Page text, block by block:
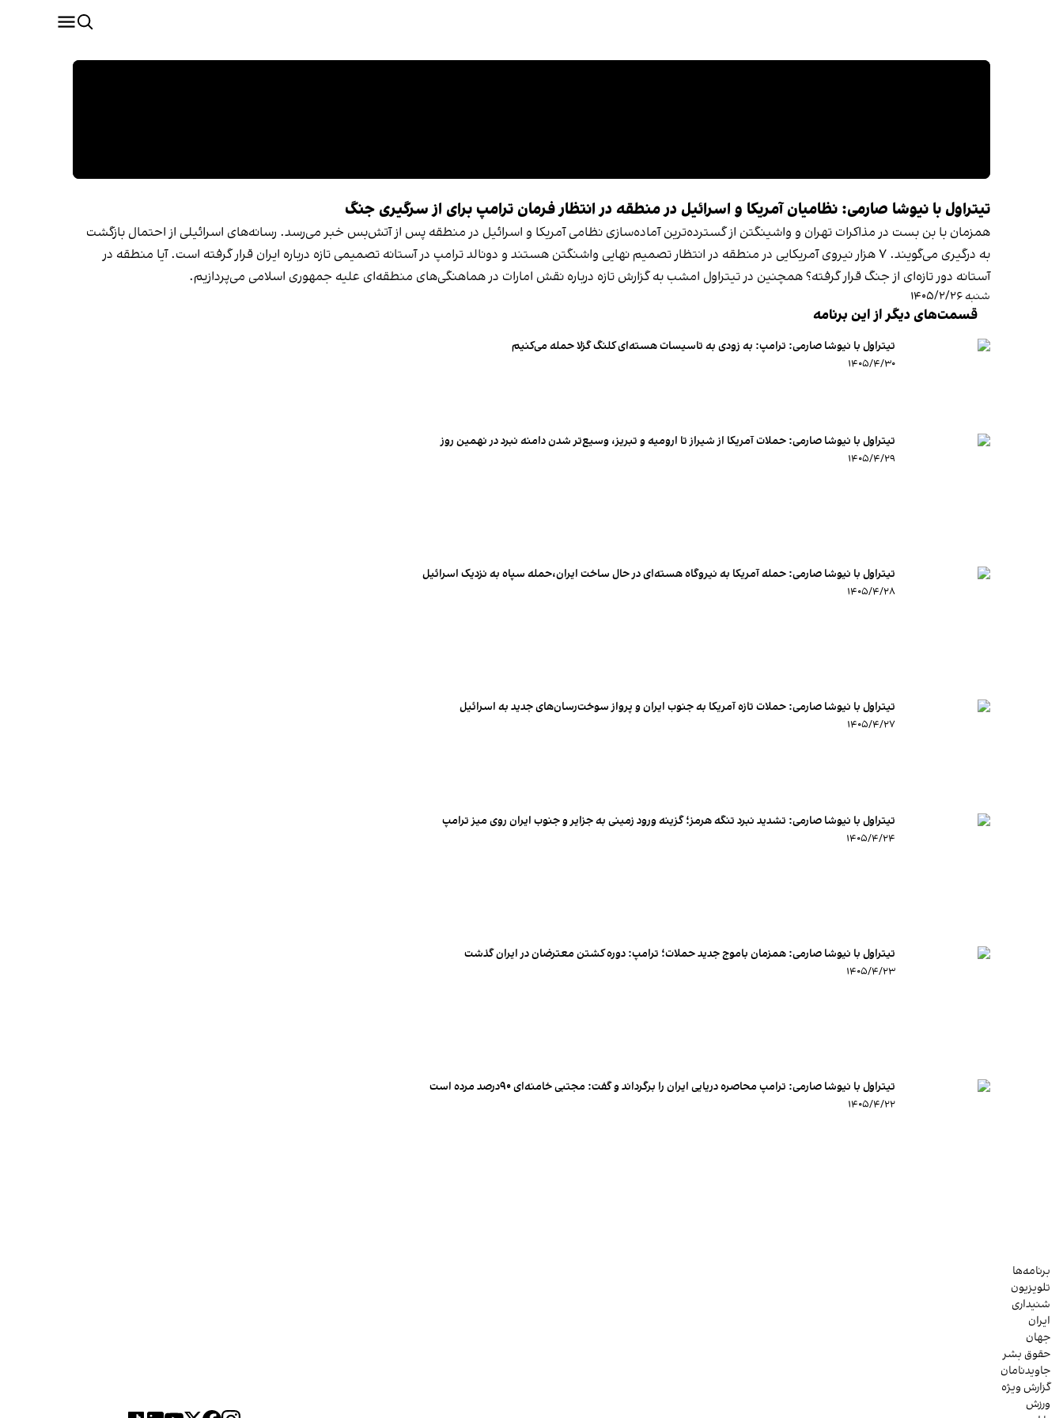
تیتراول با نیوشا صارمی: نظامیان آمریکا و اسرائیل در منطقه در انتظار فرمان ترامپ برای از سرگیری جنگ
همزمان با بن بست در مذاکرات تهران و واشینگتن از گسترده‌ترین آماده‌سازی نظامی آمریکا و اسرائیل در منطقه پس از آتش‌بس خبر می‌رسد. رسانه‌های اسرائیلی از احتمال بازگشت
به درگیری می‌گویند. ۷ هزار نیروی آمریکایی در منطقه در انتظار تصمیم نهایی واشنگتن هستند و دونالد ترامپ در آستانه تصمیمی تازه درباره ایران قرار گرفته است. آیا منطقه در
آستانه دور تازه‌ای از جنگ قرار گرفته؟ همچنین در تیتراول امشب به گزارش تازه درباره نقش امارات در هماهنگی‌های منطقه‌ای علیه جمهوری اسلامی می‌پردازیم.
شنبه ۱۴۰۵/۲/۲۶
قسمت‌های دیگر از این برنامه
تیتراول با نیوشا صارمی: ترامپ: به زودی به تاسیسات هسته‌ای کلنگ گزلا حمله می‌کنیم
۱۴۰۵/۴/۳۰
تیتراول با نیوشا صارمی: حملات آمریکا از شیراز تا ارومیه و تبریز، وسیع‌تر شدن دامنه نبرد در نهمین روز
۱۴۰۵/۴/۲۹
تیتراول با نیوشا صارمی: حمله آمریکا به نیروگاه هسته‌ای در حال ساخت ایران،حمله سپاه به نزدیک اسرائیل
۱۴۰۵/۴/۲۸
تیتراول با نیوشا صارمی: حملات تازه آمریکا به جنوب ایران و پرواز سوخت‌رسان‌های جدید به اسرائیل
۱۴۰۵/۴/۲۷
تیتراول با نیوشا صارمی: تشدید نبرد تنگه هرمز؛ گزینه ورود زمینی به جزایر و جنوب ایران روی میز ترامپ
۱۴۰۵/۴/۲۴
تیتراول با نیوشا صارمی: همزمان باموج جدید حملات؛ ترامپ: دوره کشتن معترضان در ایران گذشت
۱۴۰۵/۴/۲۳
تیتراول با نیوشا صارمی: ترامپ محاصره دریایی ایران را برگرداند و گفت: مجتبی خامنه‌ای ۹۰درصد مرده است
۱۴۰۵/۴/۲۲
برنامه‌ها
تلویزیون
شنیداری
ایران
جهان
حقوق بشر
جاویدنامان
گزارش ویژه
ورزش